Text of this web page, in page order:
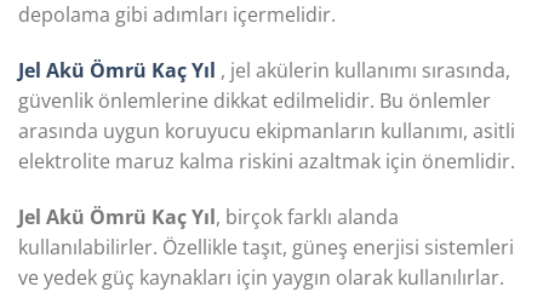
depolama gibi adımları içermelidir.
Jel Akü Ömrü Kaç Yıl , jel akülerin kullanımı sırasında,
güvenlik önlemlerine dikkat edilmelidir. Bu önlemler
arasında uygun koruyucu ekipmanların kullanımı, asitli
elektrolite maruz kalma riskini azaltmak için önemlidir.
Jel Akü Ömrü Kaç Yıl, birçok farklı alanda
kullanılabilirler. Özellikle taşıt, güneş enerjisi sistemleri
ve yedek güç kaynakları için yaygın olarak kullanılırlar.